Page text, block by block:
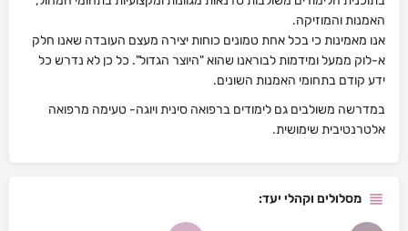
האמנות והמוזיקה.
אנו מאמינות כי בכל אחת טמונים כוחות יצירה מעצם העובדה שאנו חלק
א-לוק ממעל ומידמות לבוראנו שהוא "היוצר הגדול". כל כן לא נדרש כל
ידע קודם בתחומי האמנות השונים.
במדרשה משולבים גם לימודים ברפואה סינית ויוגה- טעימה מרפואה
אלטרנטיבית שימושית.
מסלולים וקהלי יעד: